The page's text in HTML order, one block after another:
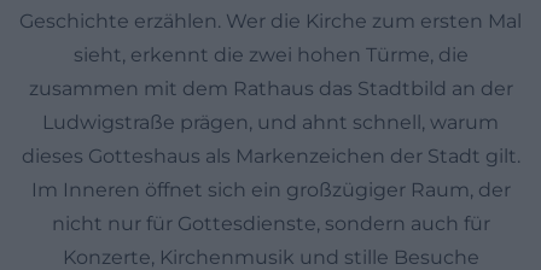
Geschichte erzählen. Wer die Kirche zum ersten Mal
sieht, erkennt die zwei hohen Türme, die
zusammen mit dem Rathaus das Stadtbild an der
Ludwigstraße prägen, und ahnt schnell, warum
dieses Gotteshaus als Markenzeichen der Stadt gilt.
Im Inneren öffnet sich ein großzügiger Raum, der
nicht nur für Gottesdienste, sondern auch für
Konzerte, Kirchenmusik und stille Besuche